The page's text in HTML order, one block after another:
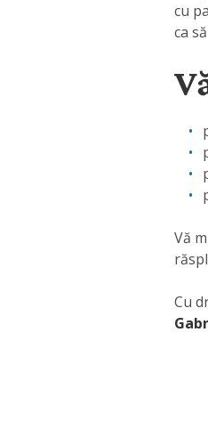
cu
ca
Vă
Cu